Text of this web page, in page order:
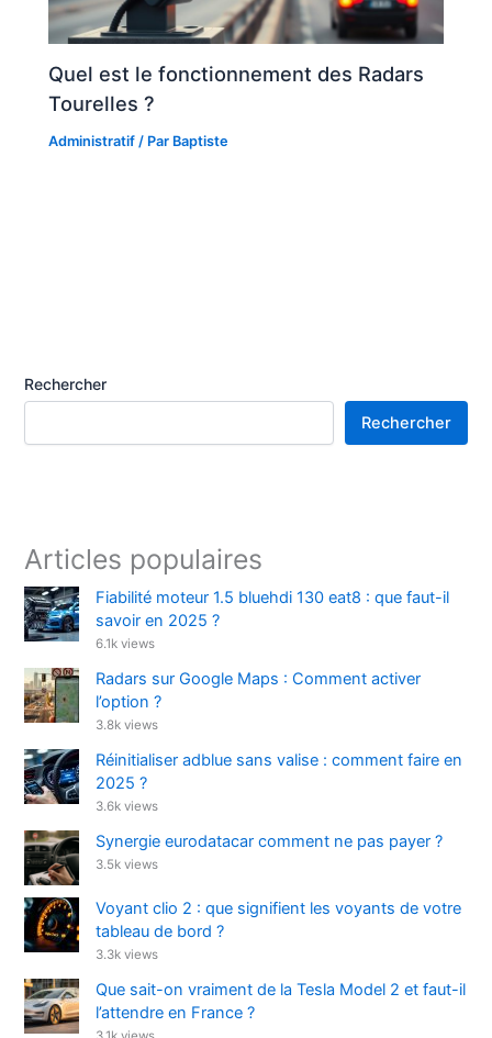
Quel est le fonctionnement des Radars
Tourelles ?
Administratif / Par Baptiste
Rechercher
Rechercher
Articles populaires
Fiabilité moteur 1.5 bluehdi 130 eat8 : que faut-il
savoir en 2025 ?
6.1k views
Radars sur Google Maps : Comment activer
l’option ?
3.8k views
Réinitialiser adblue sans valise : comment faire en
2025 ?
3.6k views
Synergie eurodatacar comment ne pas payer ?
3.5k views
Voyant clio 2 : que signifient les voyants de votre
tableau de bord ?
3.3k views
Que sait-on vraiment de la Tesla Model 2 et faut-il
l’attendre en France ?